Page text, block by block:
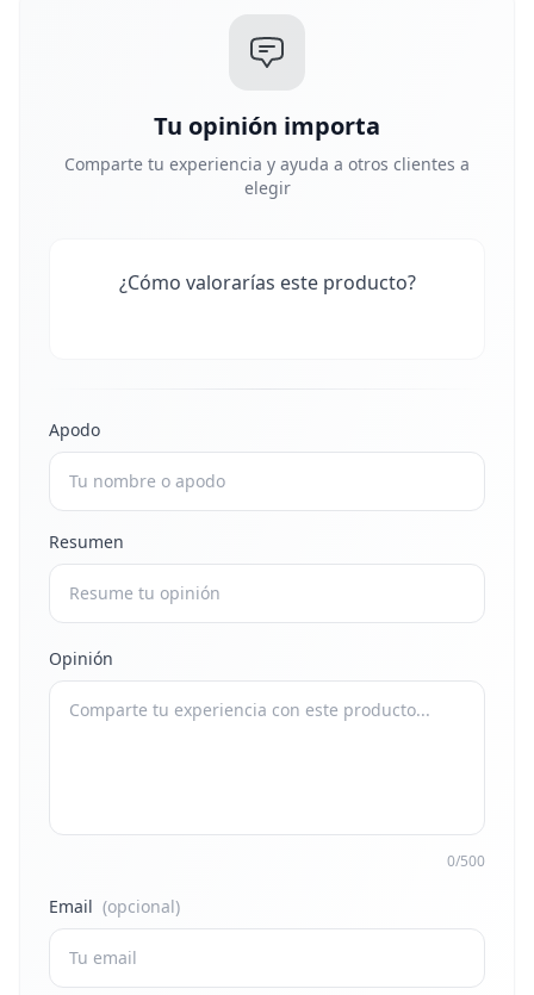
Tu opinión importa
Comparte tu experiencia y ayuda a otros clientes a
elegir
¿Cómo valorarías este producto?
Apodo
Resumen
Opinión
0/500
Email (opcional)